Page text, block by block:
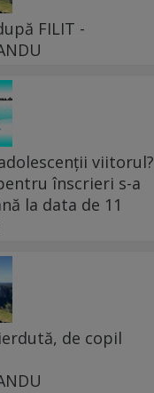
FILIT -
viitorul?
înscrieri s-a
la data de 11
de copil